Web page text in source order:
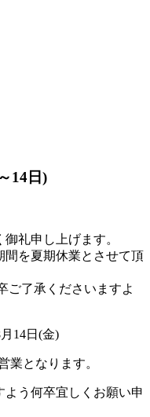
14日)
礼申し上げます。
間を夏期休業とさせて頂
ご了承くださいますよ
14日(金)
となります。
う何卒宜しくお願い申